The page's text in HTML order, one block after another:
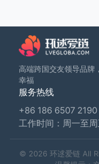
高端跨国交友领导品牌
幸福
服务热线
+86 186 6507 2190
工作时间：周一至
© 2026 环逑爱链 All